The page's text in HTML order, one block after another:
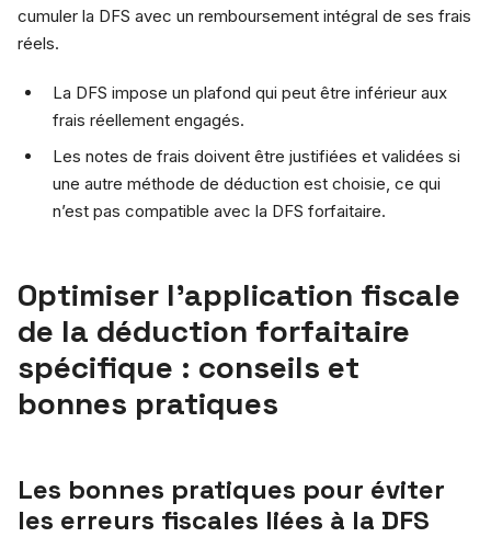
cumuler la DFS avec un remboursement intégral de ses frais
réels.
La DFS impose un plafond qui peut être inférieur aux
frais réellement engagés.
Les notes de frais doivent être justifiées et validées si
une autre méthode de déduction est choisie, ce qui
n’est pas compatible avec la DFS forfaitaire.
Optimiser l’application fiscale
de la déduction forfaitaire
spécifique : conseils et
bonnes pratiques
Les bonnes pratiques pour éviter
les erreurs fiscales liées à la DFS